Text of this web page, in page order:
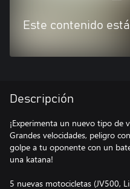
Este contenido
Descripción
¡Experimenta un nuevo tipo de
Grandes velocidades, peligro
golpe a tu oponente con un
una katana!
5 nuevas motocicletas (JV500,